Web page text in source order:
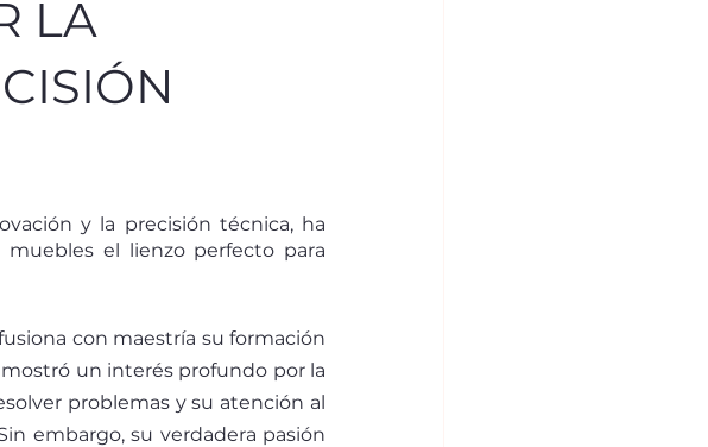
LA
y la precisión técnica, ha
el lienzo perfecto para
con maestría su formación
un interés profundo por la
problemas y su atención al
embargo, su verdadera pasión